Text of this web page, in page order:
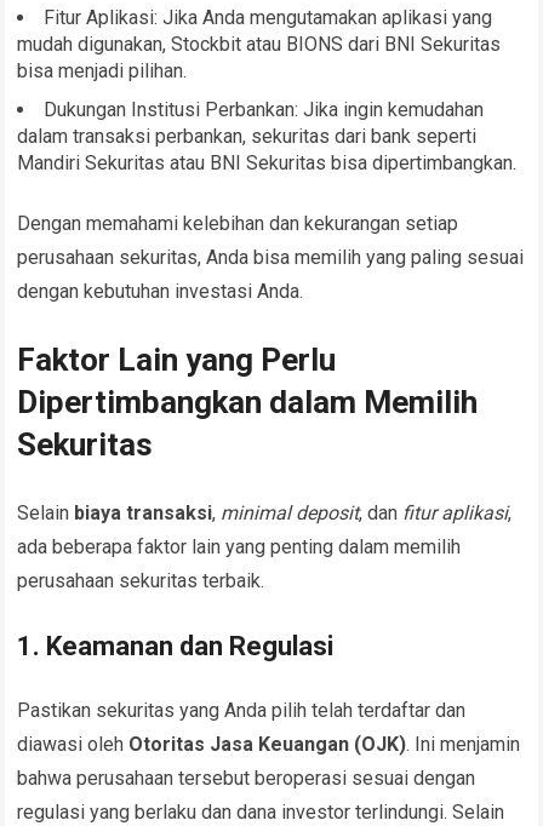
Fitur Aplikasi: Jika Anda mengutamakan aplikasi yang
mudah digunakan, Stockbit atau BIONS dari BNI Sekuritas
bisa menjadi pilihan.
Dukungan Institusi Perbankan: Jika ingin kemudahan
dalam transaksi perbankan, sekuritas dari bank seperti
Mandiri Sekuritas atau BNI Sekuritas bisa dipertimbangkan.
Dengan memahami kelebihan dan kekurangan setiap
perusahaan sekuritas, Anda bisa memilih yang paling sesuai
dengan kebutuhan investasi Anda.
Faktor Lain yang Perlu
Dipertimbangkan dalam Memilih
Sekuritas
Selain biaya transaksi, minimal deposit, dan fitur aplikasi,
ada beberapa faktor lain yang penting dalam memilih
perusahaan sekuritas terbaik.
1. Keamanan dan Regulasi
Pastikan sekuritas yang Anda pilih telah terdaftar dan
diawasi oleh Otoritas Jasa Keuangan (OJK). Ini menjamin
bahwa perusahaan tersebut beroperasi sesuai dengan
regulasi yang berlaku dan dana investor terlindungi. Selain